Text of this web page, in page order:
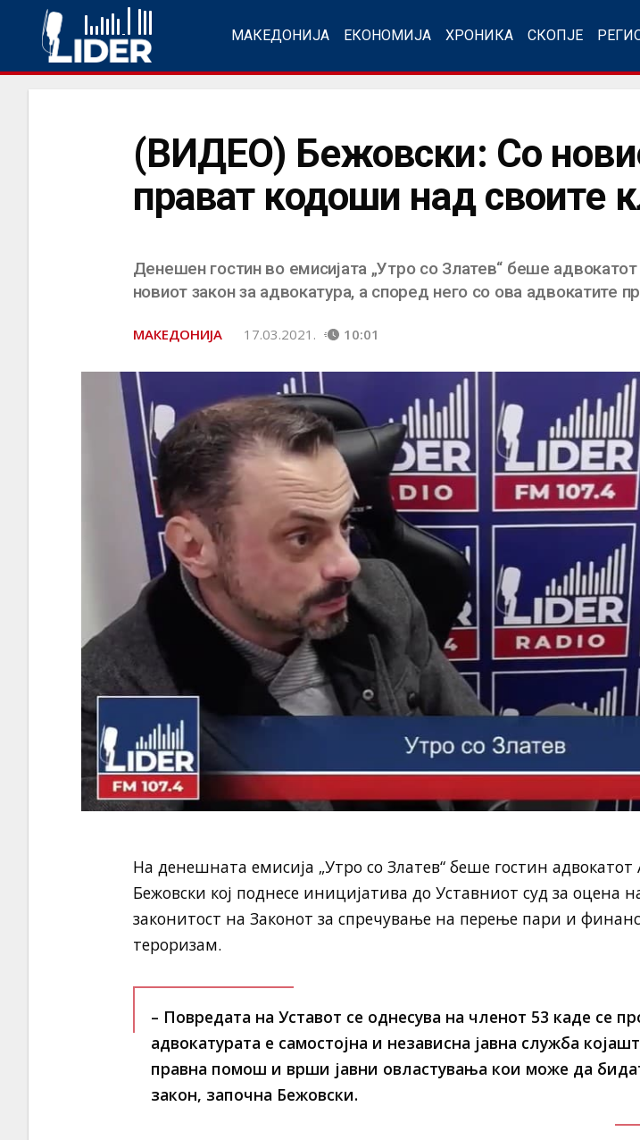
МАКЕДОНИЈА ЕКОНОМИЈА ХРОНИКА СКОПЈЕ
(ВИДЕО) Бежовски: Со
прават кодоши над своите
Денешен гостин во емисијата „Утро со Златев“ беше
новиот закон за адвокатура, а според него со ова адвокатите
МАКЕДОНИЈА 17.03.2021. 10:01
На денешната емисија „Утро со Златев“ беше гостин адвокатот
Бежовски кој поднесе иницијатива до Уставниот суд за оцена
законитост на Законот за спречување на перење пари и
тероризам.
– Повредата на Уставот се однесува на членот 53 каде се
адвокатурата е самостојна и независна јавна служба
правна помош и врши јавни овластувања кои може да
закон, започна Бежовски.